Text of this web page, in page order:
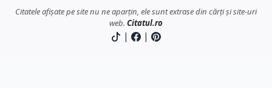
Citatele afișate pe site nu ne aparțin, ele sunt extrase din cărți și site-uri
web. Citatul.ro
| |